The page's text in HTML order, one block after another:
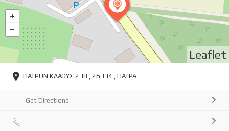
Leaflet
ΠΑΤΡΩΝ ΚΛΑΟΥΣ 238 , 26334 , ΠΑΤΡΑ
Get Directions